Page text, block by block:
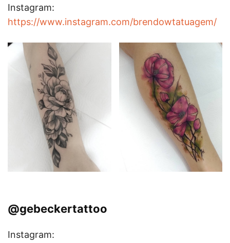
Instagram:
https://www.instagram.com/brendowtatuagem/
@gebeckertattoo
Instagram: